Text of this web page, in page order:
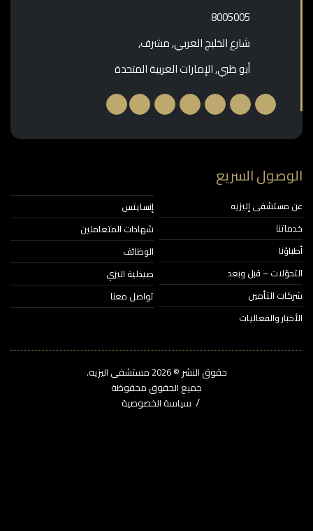
‎8005005‎
شارع الخليج العربي, مشرف,
أبو ظبي, الإمارات العربية المتحدة
السريع
إليزيه
– قبل وبعد
التأمين
والفعاليات
إنسايتس
شهادات المتعاملين
الوظائف
صيدلية اليزي
تواصل معنا
حقوق النشر © 2026‎ مستشفى اليزيه.
جميع الحقوق محفوظة
سياسة الخصوصية